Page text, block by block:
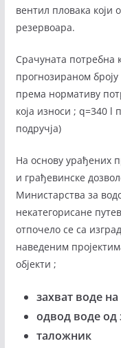
вентил пловака који
резервоара.
Срачуната потребна
прогнозираном
према нормативу
која износи ; q=340 l
подручја)
На основу урађених
и грађевинске
Министарства за
некатегорисане
отпочело се са
наведеним
објекти ;
захват воде
одвод воде од
таложник